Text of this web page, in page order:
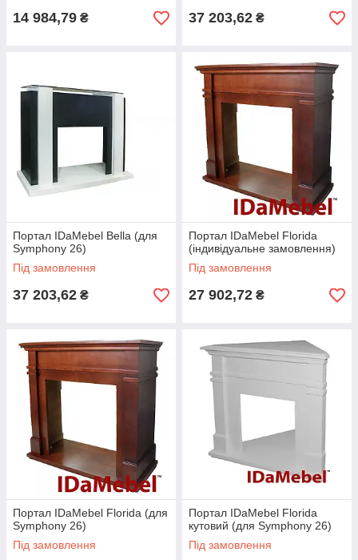
14 984,79 ₴ 37 203,62 ₴
Портал IDaMebel Bella (для
Symphony 26)
Під замовлення
37 203,62 ₴
Портал IDaMebel Florida
(індивідуальне замовлення)
Під замовлення
27 902,72 ₴
Портал IDaMebel Florida (для
Symphony 26)
Під замовлення
Портал IDaMebel Florida
кутовий (для Symphony 26)
Під замовлення